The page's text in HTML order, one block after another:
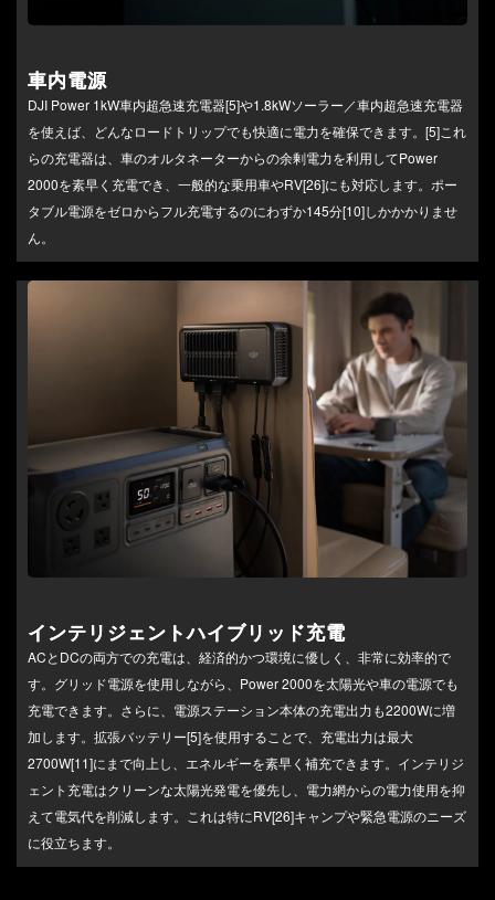
車内電源
DJI Power 1kW車内超急速充電器[5]や1.8kWソーラー／車内超急速充電器
を使えば、どんなロードトリップでも快適に電力を確保できます。[5]これ
らの充電器は、車のオルタネーターからの余剰電力を利用してPower
2000を素早く充電でき、一般的な乗用車やRV[26]にも対応します。ポー
タブル電源をゼロからフル充電するのにわずか145分[10]しかかかりませ
ん。
インテリジェントハイブリッド充電
ACとDCの両方での充電は、経済的かつ環境に優しく、非常に効率的で
す。グリッド電源を使用しながら、Power 2000を太陽光や車の電源でも
充電できます。さらに、電源ステーション本体の充電出力も2200Wに増
加します。拡張バッテリー[5]を使用することで、充電出力は最大
2700W[11]にまで向上し、エネルギーを素早く補充できます。インテリジ
ェント充電はクリーンな太陽光発電を優先し、電力網からの電力使用を抑
えて電気代を削減します。これは特にRV[26]キャンプや緊急電源のニーズ
に役立ちます。